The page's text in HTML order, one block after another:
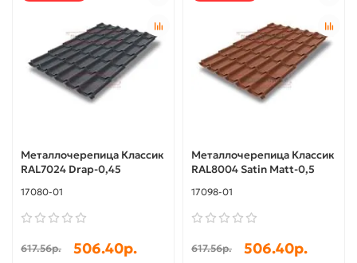
Металлочерепица Классик
RAL7024 Drap-0,45
17080-01
617.56р. 506.40р.
Металлочерепица Классик
RAL8004 Satin Мatt-0,5
17098-01
617.56р. 506.40р.